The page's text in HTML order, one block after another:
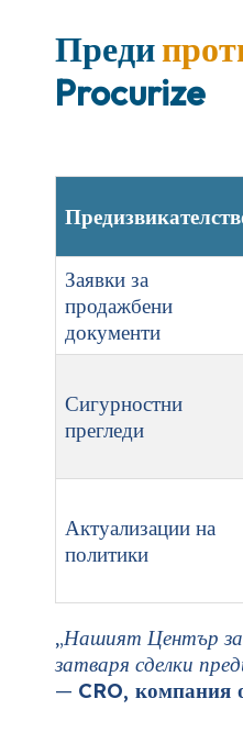
Преди
Procurize
Заявки за
продажбени
документи
Сигурностни
прегледи
Актуализации на
политики
„Нашият Център за
затваря сделки
— CRO, компания